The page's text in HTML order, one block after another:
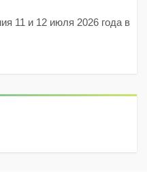
11 и 12 июля 2026 года в